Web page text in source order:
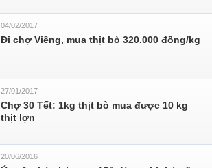
04/02/2017
Đi chợ Viềng, mua thịt bò 320.000 đồng/kg
27/01/2017
Chợ 30 Tết: 1kg thịt bò mua được 10 kg
thịt lợn
20/06/2016